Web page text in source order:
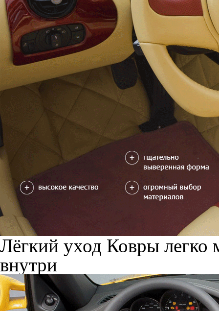
Лёгкий уход Ковры легко
внутри